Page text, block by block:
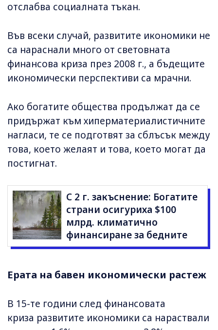
отслабва социалната тъкан.
Във всеки случай, развитите икономики не
са нараснали много от световната
финансова криза през 2008 г., а бъдещите
икономически перспективи са мрачни.
Ако богатите общества продължат да се
придържат към хиперматериалистичните
нагласи, те се подготвят за сблъсък между
това, което желаят и това, което могат да
постигнат.
С 2 г. закъснение: Богатите
страни осигуриха $100
млрд. климатично
финансиране за бедните
Ерата на бавен икономически растеж
В 15-те години след финансовата
криза развитите икономики са нараствали